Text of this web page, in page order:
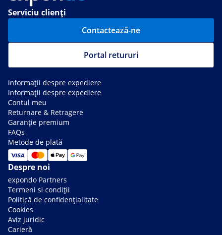
Serviciu clienți
Contactează-ne
Portal retururi
Informații despre expediere
Informații despre expediere
Contul meu
Returnare & Retragere
Garanție premium
FAQs
Metode de plată
Despre noi
expondo Partners
Termeni si condiții
Politică de confidențialitate
Cookies
Aviz juridic
Carieră